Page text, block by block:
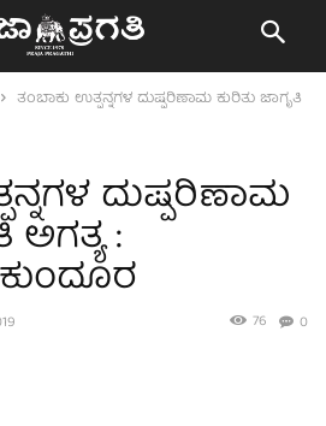
ತಂಬಾಕು ಉತ್ಪನ್ನಗಳ ದುಷ್ಪರಿಣಾಮ ಕುರಿತು ಜಾಗೃತಿ
ದುಷ್ಪರಿಣಾಮ
ಅಗತ್ಯ :
0
76